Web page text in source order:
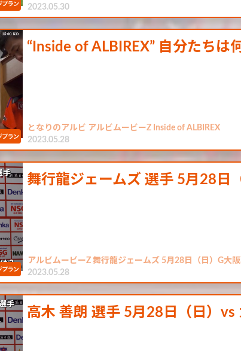
2023.05.30
“Inside of ALBIREX” 自分たちは
となりのアルビ アルビムービーZ Inside of ALBIREX
2023.05.28
舞行龍ジェームズ 選手 5月28日
アルビムービーZ 舞行龍ジェームズ 5月28日（日）G大
2023.05.28
高木 善朗 選手 5月28日（日）vs